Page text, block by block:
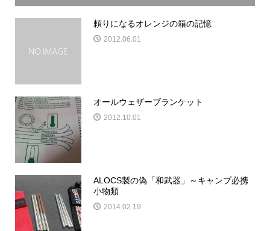
頼りになるオレンジの箱の記憶
2012.06.01
オールウェザーブランケット
2012.10.01
ALOCS製の偽「和武器」～キャンプ必携
小物類
2014.02.19